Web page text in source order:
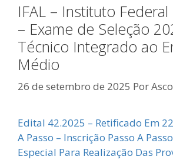
IFAL – Instituto
– Exame de Seleção
Técnico Integrado ao
Médio
26 de setembro de 2025 Por
Edital 42.2025 – Retificado Em
A Passo – Inscrição Passo A
Especial Para Realização Das